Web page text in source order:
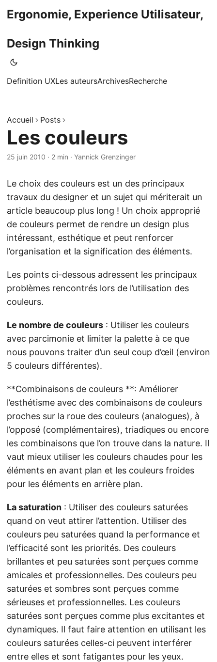
Ergonomie, Experience Utilisateur,
Design Thinking
Definition UXLes auteursArchivesRecherche
Accueil Posts
Les couleurs
25 juin 2010 · 2 min · Yannick Grenzinger
Le choix des couleurs est un des principaux
travaux du designer et un sujet qui mériterait un
article beaucoup plus long ! Un choix approprié
de couleurs permet de rendre un design plus
intéressant, esthétique et peut renforcer
l’organisation et la signification des éléments.
Les points ci-dessous adressent les principaux
problèmes rencontrés lors de l’utilisation des
couleurs.
Le nombre de couleurs : Utiliser les couleurs
avec parcimonie et limiter la palette à ce que
nous pouvons traiter d’un seul coup d’œil (environ
5 couleurs différentes).
**Combinaisons de couleurs **: Améliorer
l’esthétisme avec des combinaisons de couleurs
proches sur la roue des couleurs (analogues), à
l’opposé (complémentaires), triadiques ou encore
les combinaisons que l’on trouve dans la nature. Il
vaut mieux utiliser les couleurs chaudes pour les
éléments en avant plan et les couleurs froides
pour les éléments en arrière plan.
La saturation : Utiliser des couleurs saturées
quand on veut attirer l’attention. Utiliser des
couleurs peu saturées quand la performance et
l’efficacité sont les priorités. Des couleurs
brillantes et peu saturées sont perçues comme
amicales et professionnelles. Des couleurs peu
saturées et sombres sont perçues comme
sérieuses et professionnelles. Les couleurs
saturées sont perçues comme plus excitantes et
dynamiques. Il faut faire attention en utilisant les
couleurs saturées celles-ci peuvent interférer
entre elles et sont fatigantes pour les yeux.